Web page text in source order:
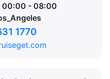
00:00 - 08:00
1770